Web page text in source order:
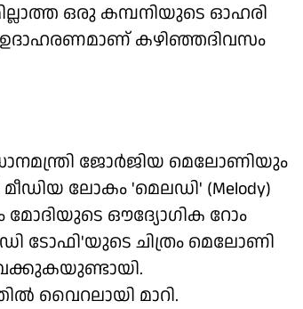
ഒരു കമ്പനിയുടെ ഓഹരി
ഉദാഹരണമാണ് കഴിഞ്ഞദിവസം
ജോര്‍ജിയ മെലോണിയും
ലോകം 'മെലഡി' (Melody)
മോദിയുടെ ഔദ്യോഗിക റോം
ടോഫി'യുടെ ചിത്രം മെലോണി
വൈറലായി മാറി.